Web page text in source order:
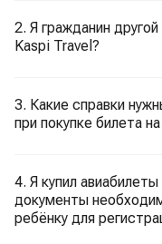
2. Я гражданин
Kaspi Travel?
3. Какие справки
при покупке билета
4. Я купил
документы
ребёнку для